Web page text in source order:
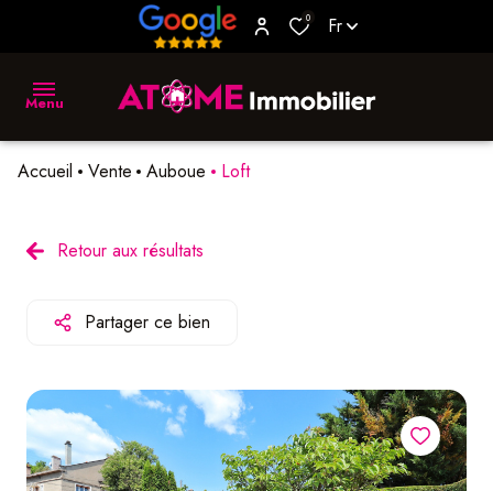
0 Fr
Menu
vente
estimer
L'agence
Accueil Vente Auboue Loft
Retour aux résultats
Partager ce bien